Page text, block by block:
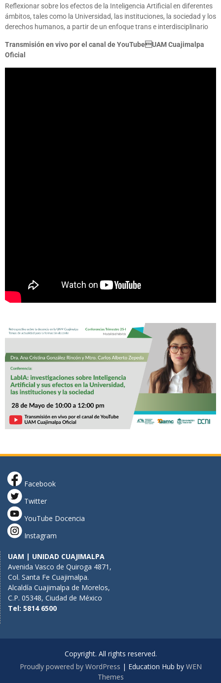
Reflexionar sobre los efectos de la Inteligencia Artificial en diferentes
ámbitos, tales como la Universidad, las instituciones, la sociedad y los
derechos humanos, a partir de un enfoque trans e interdisciplinario
Transmisión en vivo por el canal de YouTubeUAM Cuajimalpa
Oficial
Facebook
Twitter
YouTube Docencia
Instagram
UAM | UNIDAD CUAJIMALPA
Avenida Vasco de Quiroga 4871,
Col. Santa Fe Cuajimalpa.
Alcaldía Cuajimalpa de Morelos,
C.P. 05348, Ciudad de México
Tel: 5814 6500
Copyright. All rights reserved.
Proudly powered by WordPress | Education Hub by WEN
Themes